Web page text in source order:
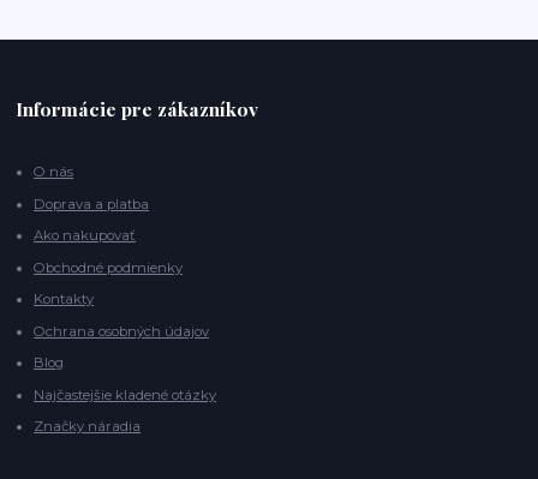
Informácie pre zákazníkov
O nás
Doprava a platba
Ako nakupovať
Obchodné podmienky
Kontakty
Ochrana osobných údajov
Blog
Najčastejšie kladené otázky
Značky náradia